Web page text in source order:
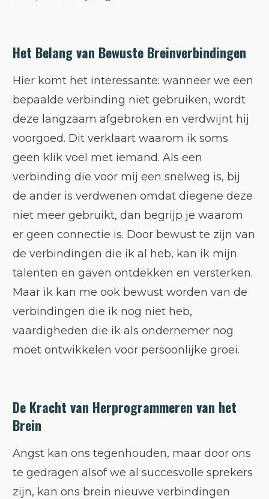
Het Belang van Bewuste Breinverbindingen
Hier komt het interessante: wanneer we een
bepaalde verbinding niet gebruiken, wordt
deze langzaam afgebroken en verdwijnt hij
voorgoed. Dit verklaart waarom ik soms
geen klik voel met iemand. Als een
verbinding die voor mij een snelweg is, bij
de ander is verdwenen omdat diegene deze
niet meer gebruikt, dan begrijp je waarom
er geen connectie is. Door bewust te zijn van
de verbindingen die ik al heb, kan ik mijn
talenten en gaven ontdekken en versterken.
Maar ik kan me ook bewust worden van de
verbindingen die ik nog niet heb,
vaardigheden die ik als ondernemer nog
moet ontwikkelen voor persoonlijke groei.
De Kracht van Herprogrammeren van het
Brein
Angst kan ons tegenhouden, maar door ons
te gedragen alsof we al succesvolle sprekers
zijn, kan ons brein nieuwe verbindingen